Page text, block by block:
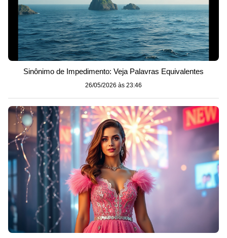
Sinônimo de Impedimento: Veja Palavras Equivalentes
26/05/2026 às 23:46